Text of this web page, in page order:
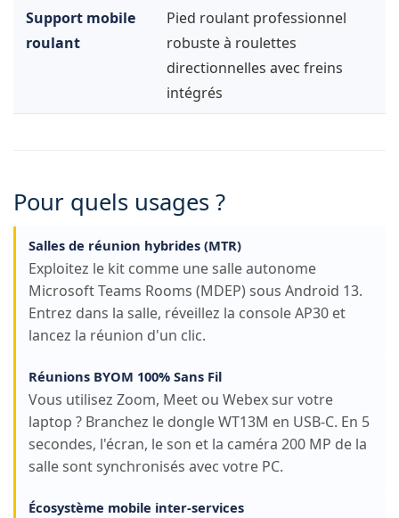
Support mobile
roulant
Pied roulant professionnel
robuste à roulettes
directionnelles avec freins
intégrés
Pour quels usages ?
Salles de réunion hybrides (MTR)
Exploitez le kit comme une salle autonome
Microsoft Teams Rooms (MDEP) sous Android 13.
Entrez dans la salle, réveillez la console AP30 et
lancez la réunion d'un clic.
Réunions BYOM 100% Sans Fil
Vous utilisez Zoom, Meet ou Webex sur votre
laptop ? Branchez le dongle WT13M en USB-C. En 5
secondes, l'écran, le son et la caméra 200 MP de la
salle sont synchronisés avec votre PC.
Écosystème mobile inter-services